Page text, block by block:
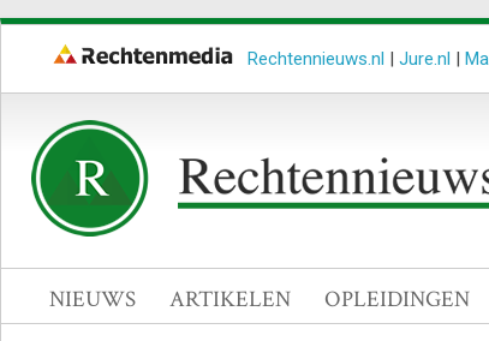
Rechtennieuws.nl | Jure.nl |
NIEUWS ARTIKELEN OPLEIDINGEN